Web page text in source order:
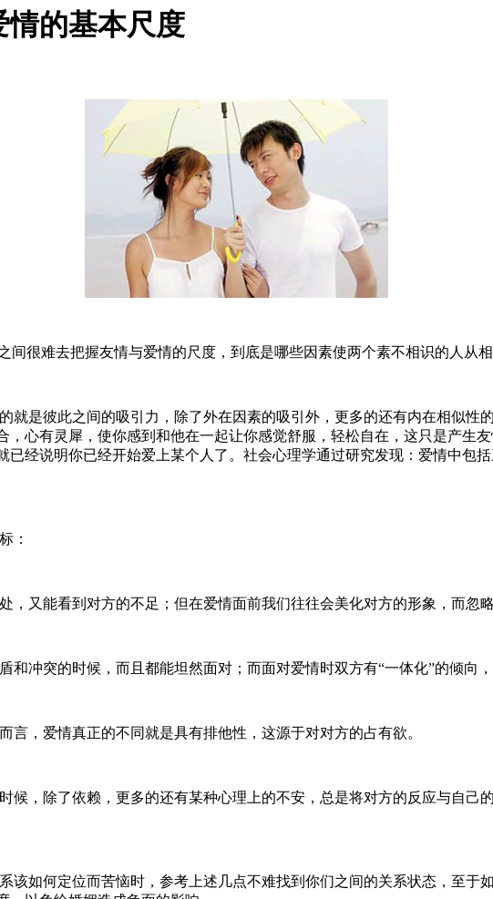
情的基本尺度
很难去把握友情与爱情的尺度，到底是哪些因素使两个素不相识的人从
是彼此之间的吸引力，除了外在因素的吸引外，更多的还有内在相似性
心有灵犀，使你感到和他在一起让你感觉舒服，轻松自在，这只是产生
经说明你已经开始爱上某个人了。社会心理学通过研究发现：爱情中包
：
又能看到对方的不足；但在爱情面前我们往往会美化对方的形象，而忽略
冲突的时候，而且都能坦然面对；而面对爱情时双方有“一体化”的倾向
，爱情真正的不同就是具有排他性，这源于对对方的占有欲。
，除了依赖，更多的还有某种心理上的不安，总是将对方的反应与自己
如何定位而苦恼时，参考上述几点不难找到你们之间的关系状态，至于